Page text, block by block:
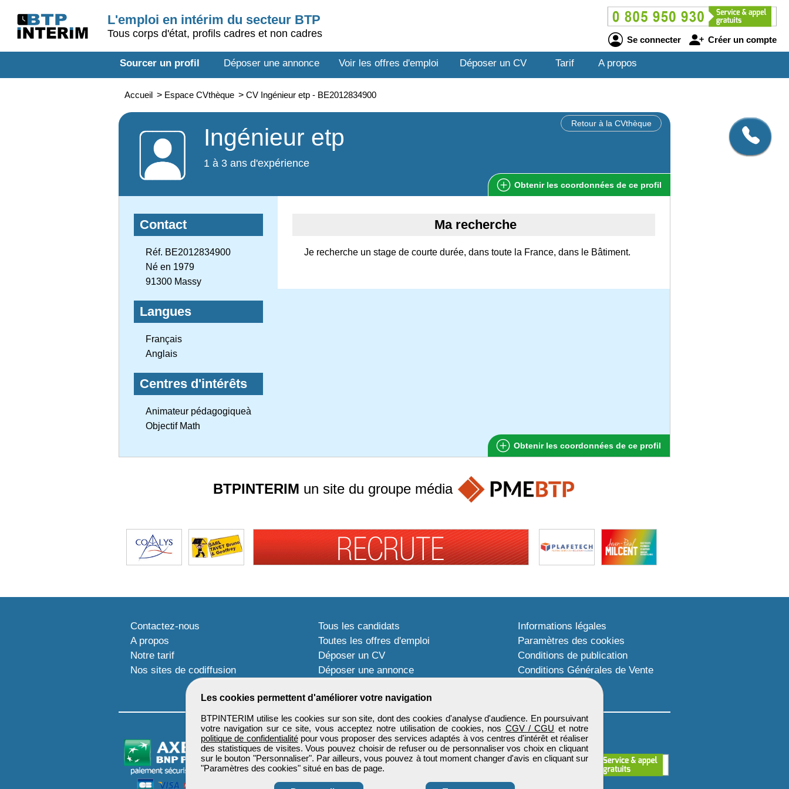
L'emploi en intérim du secteur BTP
Tous corps d'état, profils cadres et non cadres
Se connecter Créer un compte
Sourcer un profil Déposer une annonce Voir les offres d'emploi Déposer un CV Tarif A propos
Accueil > Espace CVthèque > CV Ingénieur etp - BE2012834900
Retour à la CVthèque
Ingénieur etp
1 à 3 ans d'expérience
Obtenir les coordonnées de ce profil
Contact
Réf. BE2012834900
Né en 1979
91300 Massy
Langues
Français
Anglais
Centres d'intérêts
Animateur pédagogiqueà
Objectif Math
Ma recherche
Je recherche un stage de courte durée, dans toute la France, dans le Bâtiment.
Obtenir les coordonnées de ce profil
Les cookies permettent d'améliorer votre navigation
BTPINTERIM utilise les cookies sur son site, dont des cookies d'analyse d'audience. En poursuivant
votre navigation sur ce site, vous acceptez notre utilisation de cookies, nos CGV / CGU et notre
politique de confidentialitépour vous proposer des services adaptés à vos centres d'intérêt et réaliser
des statistiques de visites. Vous pouvez choisir de refuser ou de personnaliser vos choix en cliquant
sur le bouton "Personnaliser". Par ailleurs, vous pouvez à tout moment changer d'avis en cliquant sur
"Paramètres des cookies" situé en bas de page.
BTPINTERIM un site du groupe média
Contactez-nous
A propos
Notre tarif
Nos sites de codiffusion
Tous les candidats
Toutes les offres d'emploi
Déposer un CV
Déposer une annonce
Informations légales
Paramètres des cookies
Conditions de publication
Conditions Générales de Vente